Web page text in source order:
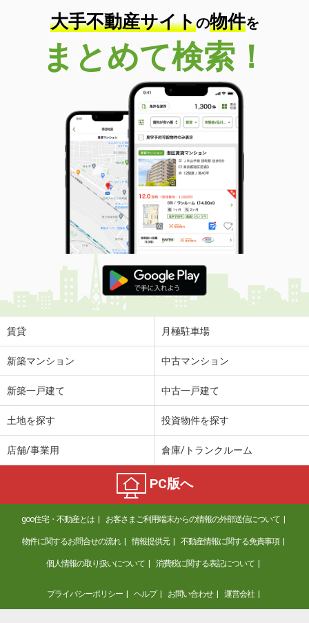
大手不動産サイトの物件を
まとめて検索！
賃貸 月極駐車場
新築マンション 中古マンション
新築一戸建て 中古一戸建て
土地を探す 投資物件を探す
店舗/事業用 倉庫/トランクルーム
PC版へ
goo住宅・不動産とは お客さまご利用端末からの情報の外部送信について
物件に関するお問合せの流れ 情報提供元 不動産情報に関する免責事項
個人情報の取り扱いについて 消費税に関する表記について
プライバシーポリシー ヘルプ お問い合わせ 運営会社